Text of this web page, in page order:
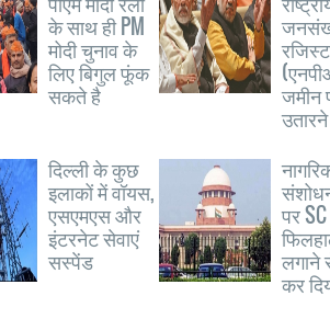
के साथ ही PM
मोदी चुनाव के
लिए बिगुल फूंक
सकते है
जमीन
दिल्ली के कुछ
इलाकों में वॉयस,
एसएमएस और
इंटरनेट सेवाएं
सस्पेंड
पर
लगाने
कर